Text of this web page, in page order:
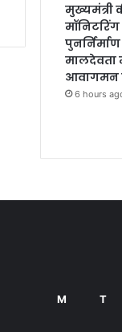
मुख्यमंत्री
मालदेवता
आवागमन
6 hours
M T